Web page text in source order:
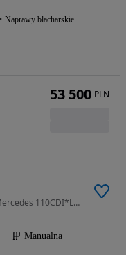
Naprawy blacharskie
1749 cm3 • 102 KM • Mercedes-Benz Vito Mercedes 110CDI*Long*Kamera*1 właściciel*Tempomat
Manualna
53 500 PLN